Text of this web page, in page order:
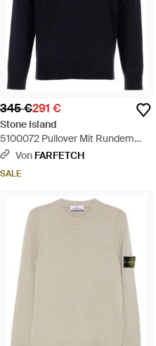
345 €291 €
Stone Island
5100072 Pullover Mit Rundem
Ausschnitt - Blau
Von FARFETCH
SALE